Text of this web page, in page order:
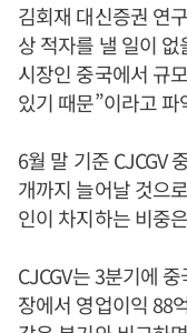
김회재 대신증권 연
상 적자를 낼 일이
시장인 중국에서 규
있기 때문”이라고 파
6월 말 기준 CJCGV
개까지 늘어날 것으
인이 차지하는 비중
CJCGV는 3분기에
장에서 영업이익 88